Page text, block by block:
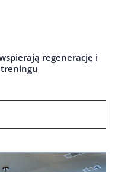
regenerację i